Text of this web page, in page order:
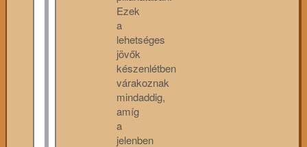
Ezek
a
lehetséges
jövők
készenlétben
várakoznak
mindaddig,
amíg
a
jelenben